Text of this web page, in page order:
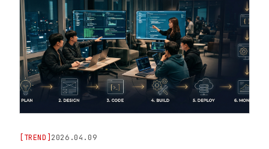
TREND 2026.04.09